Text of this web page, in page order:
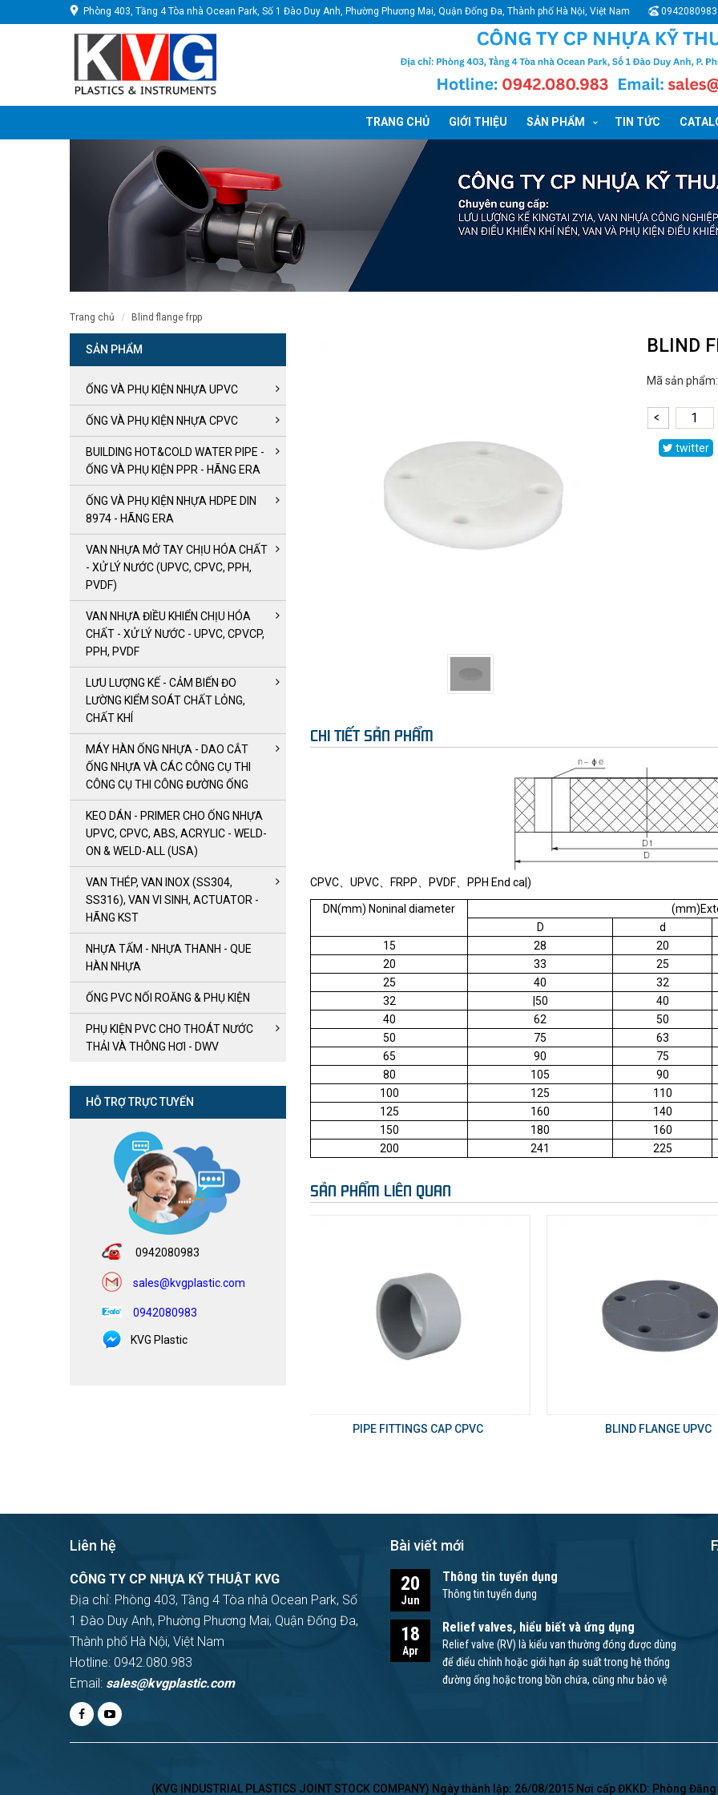
Phòng 403, Tầng 4 Tòa nhà Ocean Park, Số 1 Đào Duy Anh, Phường Phương Mai, Quận Đống Đa, Thành phố Hà Nội, Việt Nam 0942080983
TRANG CHỦ GIỚI THIỆU SẢN PHẨM TIN TỨC
trang chủ blind flange frpp
SẢN PHẨM
ỐNG VÀ PHỤ KIỆN NHỰA UPVC
ỐNG VÀ PHỤ KIỆN NHỰA CPVC
BUILDING HOT&COLD WATER PIPE -
ỐNG VÀ PHỤ KIỆN PPR - HÃNG ERA
ỐNG VÀ PHỤ KIỆN NHỰA HDPE DIN
8974 - HÃNG ERA
VAN NHỰA MỞ TAY CHỊU HÓA CHẤT
- XỬ LÝ NƯỚC (UPVC, CPVC, PPH,
PVDF)
VAN NHỰA ĐIỀU KHIỂN CHỊU HÓA
CHẤT - XỬ LÝ NƯỚC - UPVC, CPVCP,
PPH, PVDF
LƯU LƯỢNG KẾ - CẢM BIẾN ĐO
LƯỜNG KIỂM SOÁT CHẤT LỎNG,
CHẤT KHÍ
MÁY HÀN ỐNG NHỰA - DAO CẮT
ỐNG NHỰA VÀ CÁC CÔNG CỤ THI
CÔNG CỤ THI CÔNG ĐƯỜNG ỐNG
KEO DÁN - PRIMER CHO ỐNG NHỰA
UPVC, CPVC, ABS, ACRYLIC - WELD-
ON & WELD-ALL (USA)
VAN THÉP, VAN INOX (SS304,
SS316), VAN VI SINH, ACTUATOR -
HÃNG KST
NHỰA TẤM - NHỰA THANH - QUE
HÀN NHỰA
ỐNG PVC NỐI ROĂNG & PHỤ KIỆN
PHỤ KIỆN PVC CHO THOÁT NƯỚC
THẢI VÀ THÔNG HƠI - DWV
HỖ TRỢ TRỰC TUYẾN
0942080983
sales@kvgplastic.com
0942080983
KVG Plastic
BLIND
Mã sản phẩm:
twitter
CHI TIẾT SẢN PHẨM
CPVC、UPVC、FRPP、PVDF、PPH End ca|)
DN(mm) Noninal diameter
D
d
15
28 20
20
33 25
25
40 32
32
|50 40
40
62 50
50
75 63
65
90 75
80
105 90
100
125 110
125
160 140
150
180 160
200
241 225
SẢN PHẨM LIÊN QUAN
PIPE FITTINGS CAP CPVC BLIND FLANGE UPVC
Liên hệ
CÔNG TY CP NHỰA KỸ THUẬT KVG
Địa chỉ: Phòng 403, Tầng 4 Tòa nhà Ocean Park, Số
1 Đào Duy Anh, Phường Phương Mai, Quận Đống Đa,
Thành phố Hà Nội, Việt Nam
Hotline: 0942.080.983
Email: sales@kvgplastic.com
Bài viết mới
20
Jun
Thông tin tuyển dụng
Thông tin tuyển dụng
18
Apr
Relief valves, hiểu biết và ứng dụng
Relief valve (RV) là kiểu van thường đóng được dùng
để điểu chỉnh hoặc giới hạn áp suất trong hệ thống
đường ống hoặc trong bồn chứa, cũng như bảo vệ
(KVG INDUSTRIAL PLASTICS JOINT STOCK COMPANY) Ngày thành lập: 26/08/2015 Nơi cấp ĐKKD: Phòng